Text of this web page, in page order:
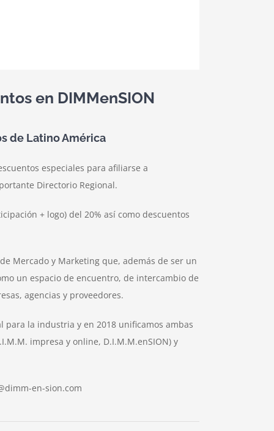
en DIMMenSION
de Latino América
especiales para afiliarse a
Directorio Regional.
+ logo) del 20% así como descuentos
Mercado y Marketing que, además de ser un
un espacio de encuentro, de intercambio de
agencias y proveedores.
para la industria y en 2018 unificamos ambas
impresa y online, D.I.M.M.enSION) y
en-sion.com